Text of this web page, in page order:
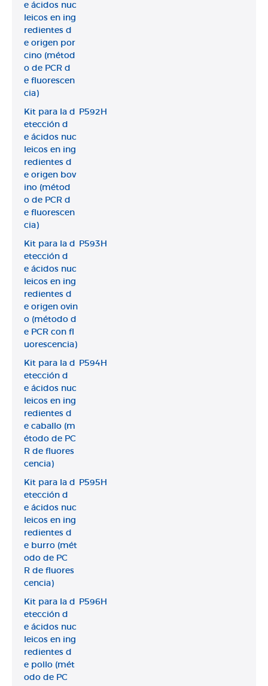
e ácidos nuc
leicos en ing
redientes d
e origen por
cino (métod
o de PCR d
e fluorescen
cia)
Kit para la d
etección d
e ácidos nuc
leicos en ing
redientes d
e origen bov
ino (métod
o de PCR d
e fluorescen
cia)
P592H
Kit para la d
etección d
e ácidos nuc
leicos en ing
redientes d
e origen ovin
o (método d
e PCR con fl
uorescencia)
P593H
Kit para la d
etección d
e ácidos nuc
leicos en ing
redientes d
e caballo (m
étodo de PC
R de fluores
cencia)
P594H
Kit para la d
etección d
e ácidos nuc
leicos en ing
redientes d
e burro (mét
odo de PC
R de fluores
cencia)
P595H
Kit para la d
etección d
e ácidos nuc
leicos en ing
redientes d
e pollo (mét
odo de PC
P596H